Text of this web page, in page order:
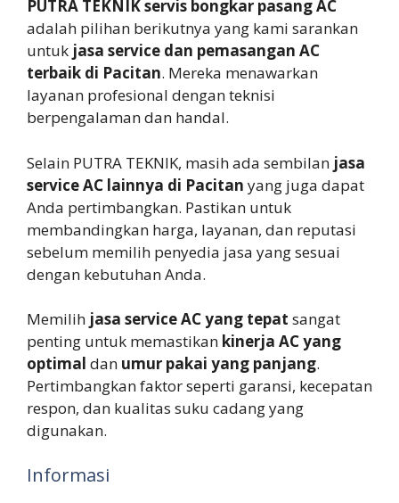
PUTRA TEKNIK servis bongkar pasang AC
adalah pilihan berikutnya yang kami sarankan
untuk jasa service dan pemasangan AC
terbaik di Pacitan. Mereka menawarkan
layanan profesional dengan teknisi
berpengalaman dan handal.
Selain PUTRA TEKNIK, masih ada sembilan jasa
service AC lainnya di Pacitan yang juga dapat
Anda pertimbangkan. Pastikan untuk
membandingkan harga, layanan, dan reputasi
sebelum memilih penyedia jasa yang sesuai
dengan kebutuhan Anda.
Memilih jasa service AC yang tepat sangat
penting untuk memastikan kinerja AC yang
optimal dan umur pakai yang panjang.
Pertimbangkan faktor seperti garansi, kecepatan
respon, dan kualitas suku cadang yang
digunakan.
Informasi